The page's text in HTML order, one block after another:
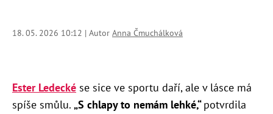
18. 05. 2026 10:12 | Autor Anna Čmuchálková
Ester Ledecké se sice ve sportu daří, ale v lásce má
spíše smůlu. „S chlapy to nemám lehké,“potvrdila